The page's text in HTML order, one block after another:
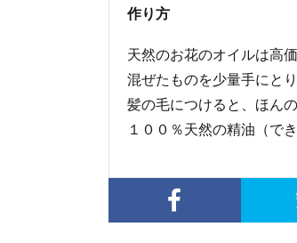
作り方
天然のお花のオイルは高
混ぜたものを少量手にと
髪の毛につけると、ほん
１００％天然の精油（で